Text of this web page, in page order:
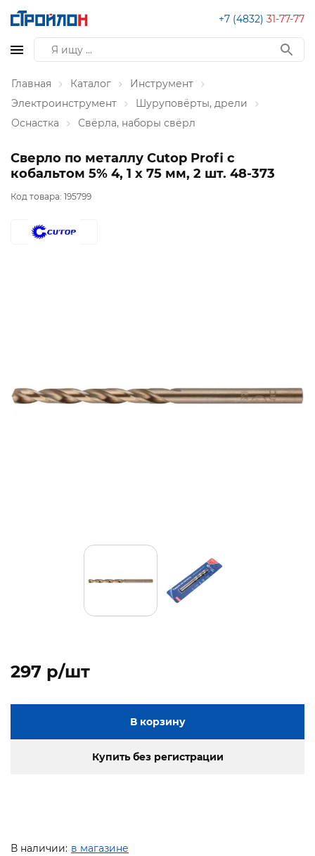
+7 (4832) 31-77-77
Главная Каталог
Инструмент
Электроинструмент
Шуруповёрты, дрели
Оснастка
Свёрла, наборы свёрл
Сверло по металлу Cutop Profi с
кобальтом 5% 4, 1 x 75 мм, 2 шт. 48-373
Код товара: 195799
297 p/шт
В корзину
Купить без регистрации
В наличии: в магазине